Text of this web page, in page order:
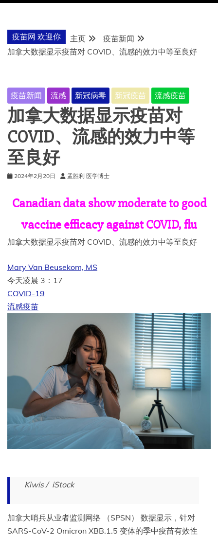
疫苗网 欢迎你 主页
疫苗新闻
加拿大数据显示疫苗对 COVID、流感的效力中等至良好
疫苗新闻 流感 新冠病毒 新冠疫苗 流感疫苗
加拿大数据显示疫苗对
COVID、流感的效力中等
至良好
2024年2月20日 孟胜利 医学博士
Canadian data show moderate to good
vaccine efficacy against COVID, flu
加拿大数据显示疫苗对 COVID、流感的效力中等至良好
Mary Van Beusekom, MS
今天凌晨 3：17
COVID-19
流感疫苗
Kiwis / iStock
加拿大哨兵从业者监测网络 （SPSN） 数据显示，针对
SARS-CoV-2 Omicron XBB.1.5 变体的季中疫苗有效性